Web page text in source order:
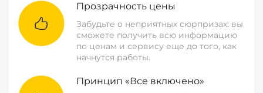
Прозрачность цены
Забудьте о неприятных сюрпризах: вы
сможете получить всю информацию
по ценам и сервису еще до того, как
начнутся работы.
Принцип «Все включено»